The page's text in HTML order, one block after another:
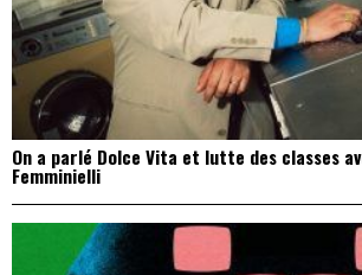
On a parlé Dolce Vita et lutte des classes
Femminielli